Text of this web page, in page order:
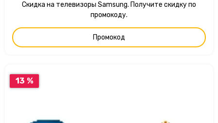
Скидка на телевизоры Samsung. Получите скидку по
промокоду.
Промокод
13 %